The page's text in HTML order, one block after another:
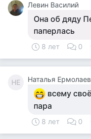
Левин Василий
Она об дяду
паперлась
8 лет 0
НЕ Наталья
всему
пара
8 лет 0